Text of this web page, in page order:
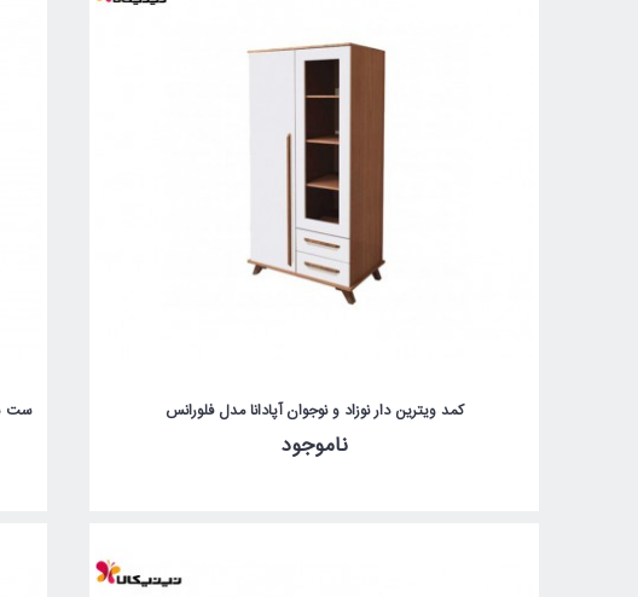
کمد ویترین دار نوزاد و نوجوان آپادانا مدل فلورانس
ناموجود